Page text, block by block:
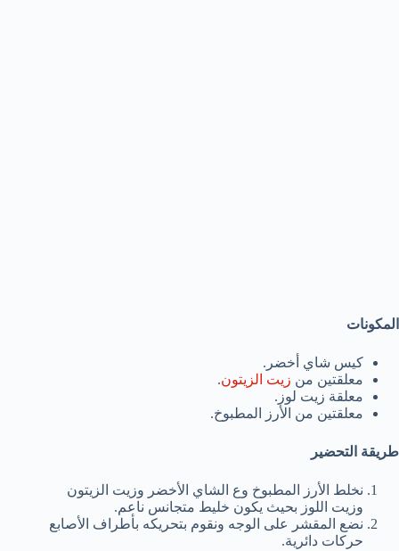
المكونات
كيس شاي أخضر.
معلقتين من زيت الزيتون.
معلقة زيت لوز.
معلقتين من الأرز المطبوخ.
طريقة التحضير
نخلط الأرز المطبوخ وع الشاي الأخضر وزيت الزيتون
وزيت اللوز بحيث يكون خليط متجانس ناعم.
نضع المقشر على الوجه ونقوم بتحريكه بأطراف الأصابع
حركات دائرية.